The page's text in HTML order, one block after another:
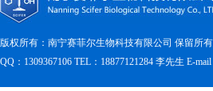
版权所有：南宁赛菲尔生物科技有限公司 保留所
QQ：1309367106 TEL：18877121284 李先生 E-mail